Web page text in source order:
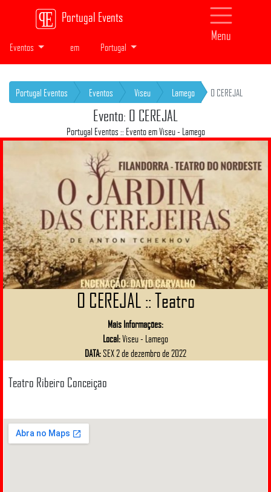
Portugal Events
Menu
Eventos em Portugal
Portugal Eventos Eventos Viseu Lamego O CEREJAL
Evento: O CEREJAL
Portugal Eventos :: Evento em Viseu - Lamego
O CEREJAL :: Teatro
Mais Informações:
Local:Viseu - Lamego
DATA: SEX 2 de dezembro de 2022
Teatro Ribeiro Conceição